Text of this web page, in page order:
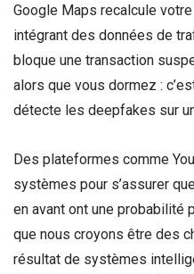
Google Maps recalcule
intégrant des données de
bloque une transaction
alors que vous dormez :
détecte les deepfakes sur
Des plateformes comme
systèmes pour s’assurer
en avant ont une probabilité
que nous croyons être des
résultat de systèmes